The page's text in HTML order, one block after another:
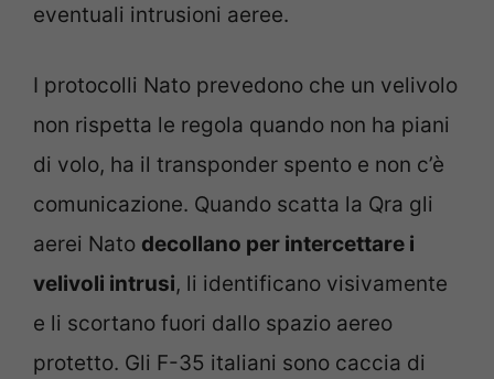
eventuali intrusioni aeree.
I protocolli Nato prevedono che un velivolo
non rispetta le regola quando non ha piani
di volo, ha il transponder spento e non c’è
comunicazione. Quando scatta la Qra gli
aerei Nato decollano per intercettare i
velivoli intrusi, li identificano visivamente
e li scortano fuori dallo spazio aereo
protetto. Gli F-35 italiani sono caccia di